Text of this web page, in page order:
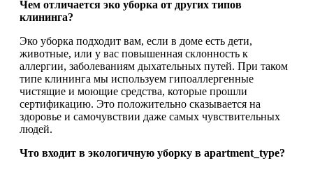
Чем отличается эко уборка от других типов
клининга?
Эко уборка подходит вам, если в доме есть дети,
животные, или у вас повышенная склонность к
аллергии, заболеваниям дыхательных путей. При таком
типе клининга мы используем гипоаллергенные
чистящие и моющие средства, которые прошли
сертификацию. Это положительно сказывается на
здоровье и самочувствии даже самых чувствительных
людей.
Что входит в экологичную уборку в apartment_type?